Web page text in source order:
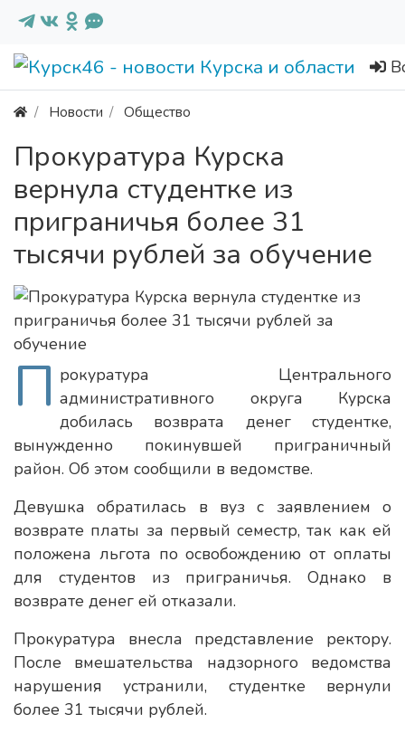
Новости Общество
Прокуратура Курска
вернула студентке из
приграничья более 31
тысячи рублей за обучение
П рокуратура Центрального
административного округа Курска
добилась возврата денег студентке,
вынужденно покинувшей приграничный
район. Об этом сообщили в ведомстве.
Девушка обратилась в вуз с заявлением о
возврате платы за первый семестр, так как ей
положена льгота по освобождению от оплаты
для студентов из приграничья. Однако в
возврате денег ей отказали.
Прокуратура внесла представление ректору.
После вмешательства надзорного ведомства
нарушения устранили, студентке вернули
более 31 тысячи рублей.